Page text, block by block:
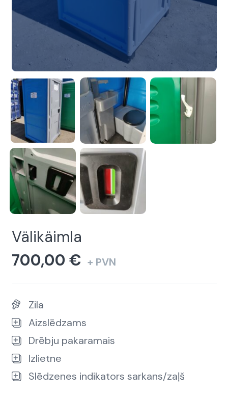
Välikäimla
700,00 € + PVN
Zila
Aizslēdzams
Drēbju pakaramais
Izlietne
Slēdzenes indikators sarkans/zaļš